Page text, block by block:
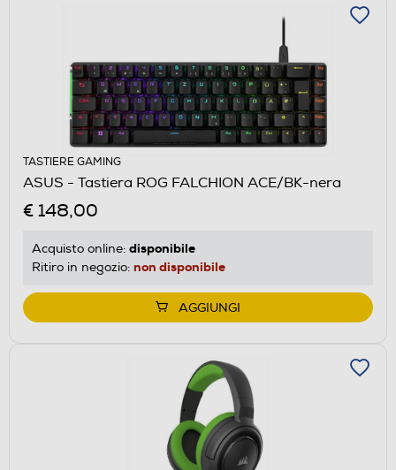
TASTIERE GAMING
ASUS - Tastiera ROG FALCHION ACE/BK-nera
€ 148,00
Acquisto online: disponibile
Ritiro in negozio: non disponibile
AGGIUNGI